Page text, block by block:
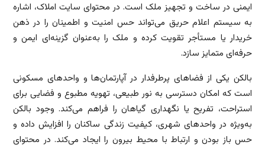
ایمنی در ساخت و تجهیز ملک است. در محتوای سایت املاک، اشاره
به سیستم اعلام حریق می‌تواند حس امنیت و اطمینان را در ذهن
خریدار یا مستأجر تقویت کرده و ملک را به‌عنوان گزینه‌ای ایمن و
حرفه‌ای متمایز سازد.
بالکن یکی از فضاهای پرطرفدار در آپارتمان‌ها و واحدهای مسکونی
است که امکان دسترسی به نور طبیعی، تهویه مطبوع و فضایی برای
استراحت، تفریح یا نگهداری گیاهان را فراهم می‌کند. وجود بالکن
به‌ویژه در واحدهای شهری، کیفیت زندگی ساکنان را افزایش داده و
حس باز بودن و ارتباط با محیط بیرون را ایجاد می‌کند. در محتوای